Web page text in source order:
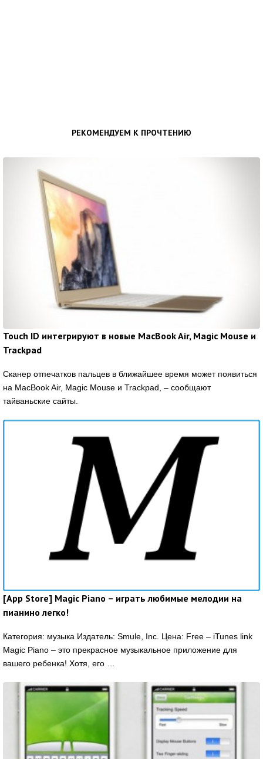
РЕКОМЕНДУЕМ К ПРОЧТЕНИЮ
Touch ID интегрируют в новые MacBook Air, Magic Mouse и
Trackpad
Сканер отпечатков пальцев в ближайшее время может появиться
на MacBook Air, Magic Mouse и Trackpad, – сообщают
тайваньские сайты.
[App Store] Magic Piano – играть любимые мелодии на
пианино легко!
Категория: музыка Издатель: Smule, Inc. Цена: Free – iTunes link
Magic Piano – это прекрасное музыкальное приложение для
вашего ребенка! Хотя, его …